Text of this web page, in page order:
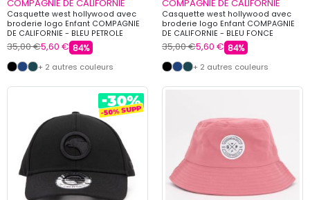
COMPAGNIE DE CALIFORNIE
Casquette west hollywood avec
broderie logo Enfant COMPAGNIE
DE CALIFORNIE - BLEU PETROLE
35,00 €5,60 € 84%
+ 2 autres couleurs
COMPAGNIE DE CALIFORNIE
Casquette west hollywood avec
broderie logo Enfant COMPAGNIE
DE CALIFORNIE - BLEU FONCE
35,00 €5,60 € 84%
+ 2 autres couleurs